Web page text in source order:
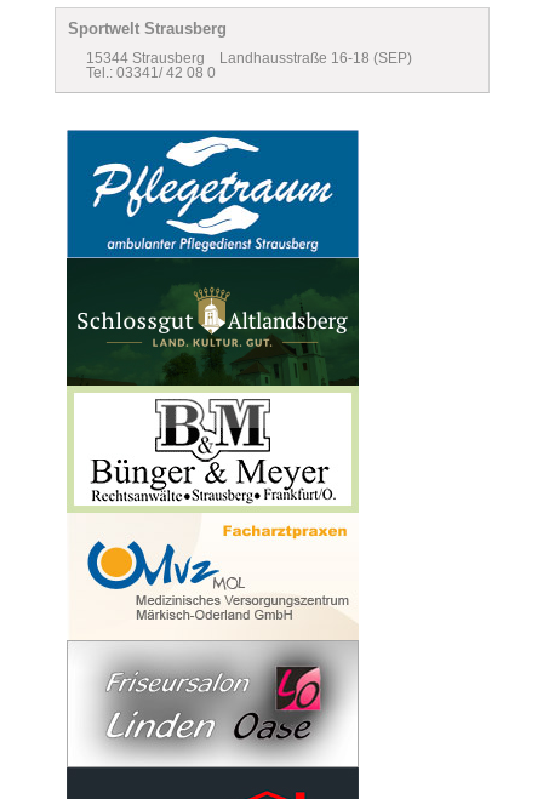
Sportwelt Strausberg
15344 Strausberg Landhausstraße 16-18 (SEP)
Tel.: 03341/ 42 08 0